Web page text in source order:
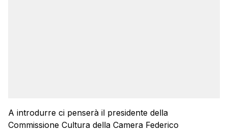
A introdurre ci penserà il presidente della
Commissione Cultura della Camera Federico